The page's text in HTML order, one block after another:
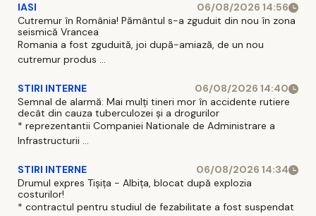
IASI
06/08/2026 14:56
Cutremur în România! Pământul s-a zguduit din nou în zona
seismică Vrancea
Romania a fost zguduită, joi după-amiază, de un nou
cutremur produs ...
STIRI INTERNE
06/08/2026 14:40
Semnal de alarmă: Mai mulți tineri mor în accidente rutiere
decât din cauza tuberculozei și a drogurilor
* reprezentantii Companiei Nationale de Administrare a
Infrastructurii ...
STIRI INTERNE
06/08/2026 14:34
Drumul expres Tișița - Albița, blocat după explozia
costurilor!
* contractul pentru studiul de fezabilitate a fost suspendat